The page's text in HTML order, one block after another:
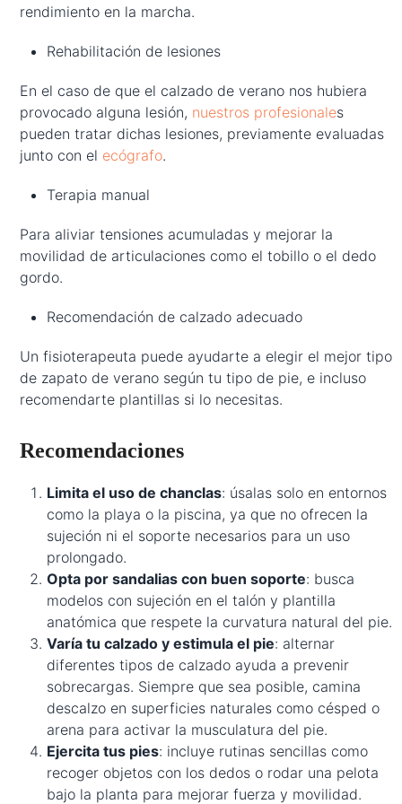
rendimiento en la marcha.
Rehabilitación de lesiones
En el caso de que el calzado de verano nos hubiera
provocado alguna lesión, nuestros profesionales
pueden tratar dichas lesiones, previamente evaluadas
junto con el ecógrafo.
Terapia manual
Para aliviar tensiones acumuladas y mejorar la
movilidad de articulaciones como el tobillo o el dedo
gordo.
Recomendación de calzado adecuado
Un fisioterapeuta puede ayudarte a elegir el mejor tipo
de zapato de verano según tu tipo de pie, e incluso
recomendarte plantillas si lo necesitas.
Recomendaciones
Limita el uso de chanclas: úsalas solo en entornos
como la playa o la piscina, ya que no ofrecen la
sujeción ni el soporte necesarios para un uso
prolongado.
Opta por sandalias con buen soporte: busca
modelos con sujeción en el talón y plantilla
anatómica que respete la curvatura natural del pie.
Varía tu calzado y estimula el pie: alternar
diferentes tipos de calzado ayuda a prevenir
sobrecargas. Siempre que sea posible, camina
descalzo en superficies naturales como césped o
arena para activar la musculatura del pie.
Ejercita tus pies: incluye rutinas sencillas como
recoger objetos con los dedos o rodar una pelota
bajo la planta para mejorar fuerza y movilidad.